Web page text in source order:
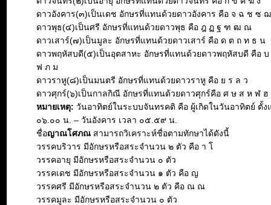
ดาวอังคาร(๓)เป็นเดช อักษรที่แทนด้วยดาวอังคาร คือ จ ฉ ช ซ
ดาวพุธ(๔)เป็นศรี อักษรที่แทนด้วยดาวพุธ คือ ฎ ฏ ฐ ฑ ฒ ณ
ดาวเสาร์(๗)เป็นมูละ อักษรที่แทนด้วยดาวเสาร์ คือ ด ต ถ ท ธ น
ดาวพฤหัสบดี(๕)เป็นอุตสาหะ อักษรที่แทนด้วยดาวพฤหัสบดี คือ บ
ฟ ภ ม
ดาวราหู(๘)เป็นมนตรี อักษรที่แทนด้วยดาวราหู คือ ย ร ล ว
ดาวศุกร์(๖)เป็นกาลกิณี อักษรที่แทนด้วยดาวศุกร์คือ ศ ษ ส ห ฬ ฮ
หมายเหตุ: วันอาทิตย์ในระบบจันทรคติ คือ ผู้เกิดในวันอาทิตย์ ตั้ง
๐๖.๐๐ น. – วันอังคาร เวลา ๐๕.๕๙ น.
ชื่อญาณโศภณ สามารถวิเคราะห์ชื่อตามทักษาได้ดังนี้
วรรคบริวาร มีอักษรหรือสระจำนวน ๒ ตัว คือ า โ
วรรคอายุ มีอักษรหรือสระจำนวน ๐ ตัว
วรรคเดช มีอักษรหรือสระจำนวน ๑ ตัว คือ ญ
วรรคศรี มีอักษรหรือสระจำนวน ๒ ตัว คือ ณ ณ
วรรคมูละ มีอักษรหรือสระจำนวน ๐ ตัว